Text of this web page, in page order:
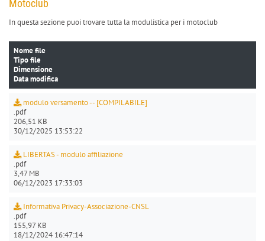
Motoclub
In questa sezione puoi trovare tutta la modulistica per i motoclub
Nome file
Tipo file
Dimensione
Data modifica
modulo versamento -- [COMPILABILE]
.pdf
206,51 KB
30/12/2025 13:53:22
LIBERTAS - modulo affiliazione
.pdf
3,47 MB
06/12/2023 17:33:03
Informativa Privacy-Associazione-CNSL
.pdf
155,97 KB
18/12/2024 16:47:14